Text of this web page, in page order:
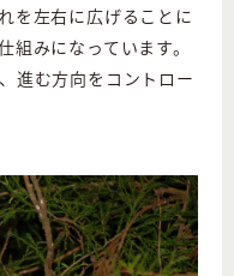
を左右に広げることに
組みになっています。
進む方向をコントロー